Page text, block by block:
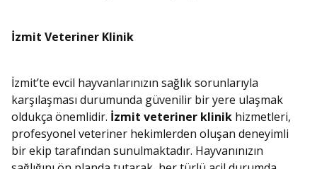
İzmit Veteriner Klinik
İzmit’te evcil hayvanlarınızın sağlık sorunlarıyla
karşılaşması durumunda güvenilir bir yere ulaşmak
oldukça önemlidir. İzmit veteriner klinik hizmetleri,
profesyonel veteriner hekimlerden oluşan deneyimli
bir ekip tarafından sunulmaktadır. Hayvanınızın